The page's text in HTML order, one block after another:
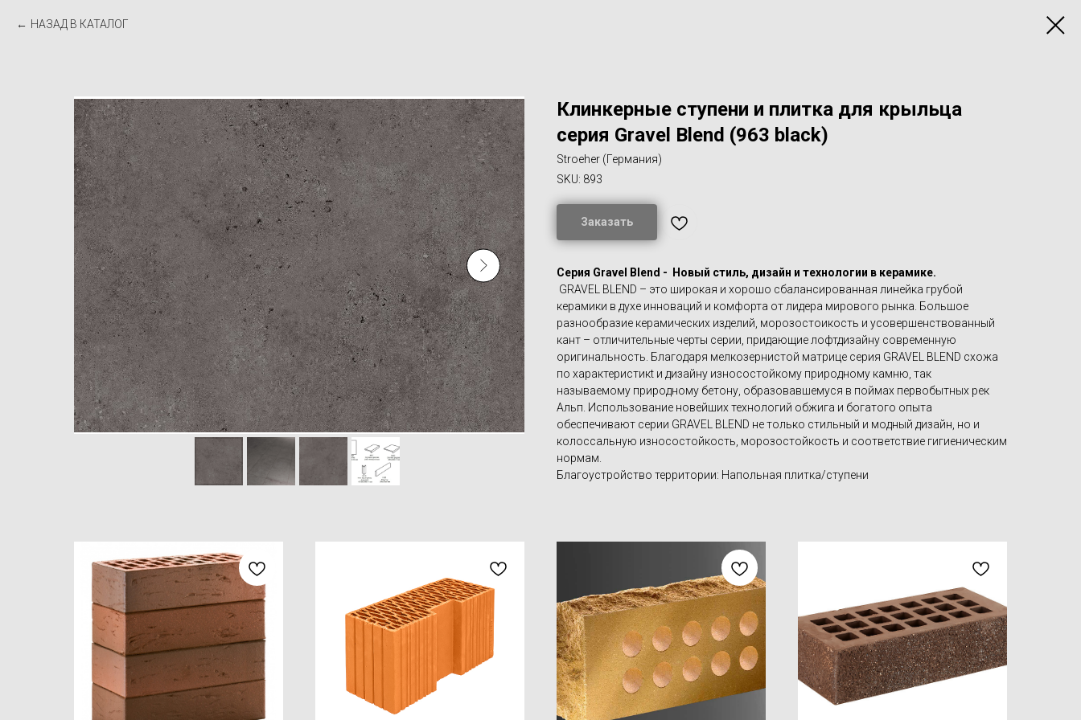
НАЗАД В КАТАЛОГ
Клинкерные ступени и плитка для крыльца
серия Gravel Blend (963 black)
Stroeher (Германия)
SKU: 893
Заказать
Серия Gravel Blend - Новый стиль, дизайн и технологии в керамике.
GRAVEL BLEND – это широкая и хорошо сбалансированная линейка грубой
керамики в духе инноваций и комфорта от лидера мирового рынка. Большое
разнообразие керамических изделий, морозостоикость и усовершенствованный
кант – отличительные черты серии, придающие лофтдизайну современную
оригинальность. Благодаря мелкозернистой матрице серия GRAVEL BLEND схожа
по характеристикt и дизайну износостойкому природному камню, так
называемому природному бетону, образовавшемуся в поймах первобытных рек
Альп. Использование новейших технологий обжига и богатого опыта
обеспечивают серии GRAVEL BLEND не только стильный и модный дизайн, но и
колоссальную износостойкость, морозостойкость и соответствие гигиеническим
нормам.
Благоустройство территории: Напольная плитка/ступени